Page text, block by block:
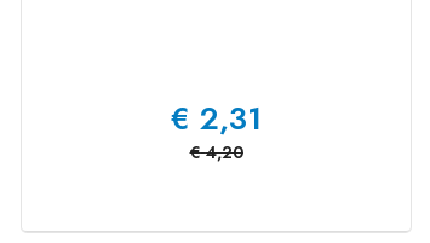
€ 2,31
€ 4,20